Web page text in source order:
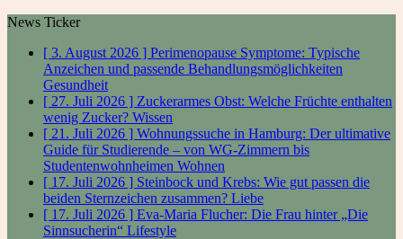
News Ticker
[ 3. August 2026 ] Perimenopause Symptome: Typische
Anzeichen und passende Behandlungsmöglichkeiten
Gesundheit
[ 27. Juli 2026 ] Zuckerarmes Obst: Welche Früchte enthalten
wenig Zucker? Wissen
[ 21. Juli 2026 ] Wohnungssuche in Hamburg: Der ultimative
Guide für Studierende – von WG-Zimmern bis
Studentenwohnheimen Wohnen
[ 17. Juli 2026 ] Steinbock und Krebs: Wie gut passen die
beiden Sternzeichen zusammen? Liebe
[ 17. Juli 2026 ] Eva-Maria Flucher: Die Frau hinter „Die
Sinnsucherin“ Lifestyle